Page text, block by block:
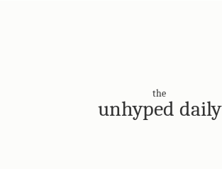
the
unhyped daily